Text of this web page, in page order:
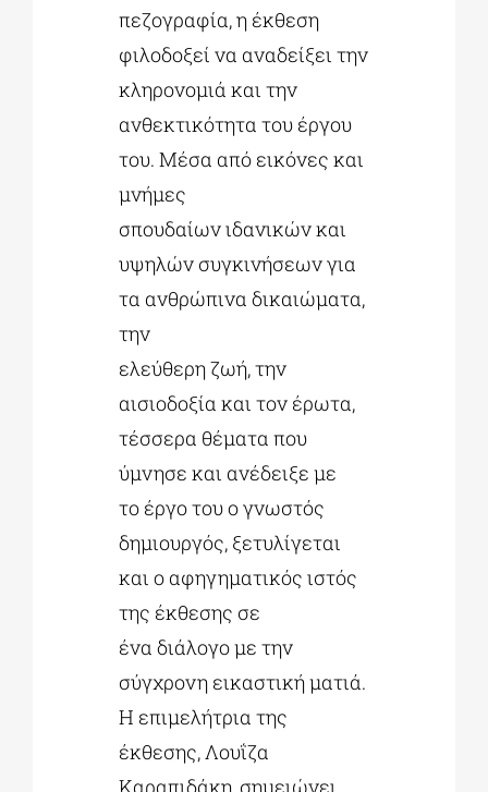
πεζογραφία, η έκθεση
φιλοδοξεί να αναδείξει την
κληρονομιά και την
ανθεκτικότητα του έργου
του. Μέσα από εικόνες και
μνήμες
σπουδαίων ιδανικών και
υψηλών συγκινήσεων για
τα ανθρώπινα δικαιώματα,
την
ελεύθερη ζωή, την
αισιοδοξία και τον έρωτα,
τέσσερα θέματα που
ύμνησε και ανέδειξε με
το έργο του ο γνωστός
δημιουργός, ξετυλίγεται
και ο αφηγηματικός ιστός
της έκθεσης σε
ένα διάλογο με την
σύγχρονη εικαστική ματιά.
Η επιμελήτρια της
έκθεσης, Λουΐζα